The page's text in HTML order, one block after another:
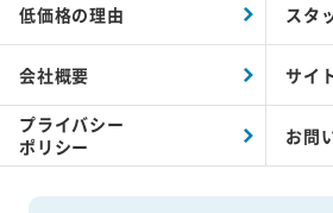
低価格の理由 スタ
会社概要 サイ
プライバシー
ポリシー
お問